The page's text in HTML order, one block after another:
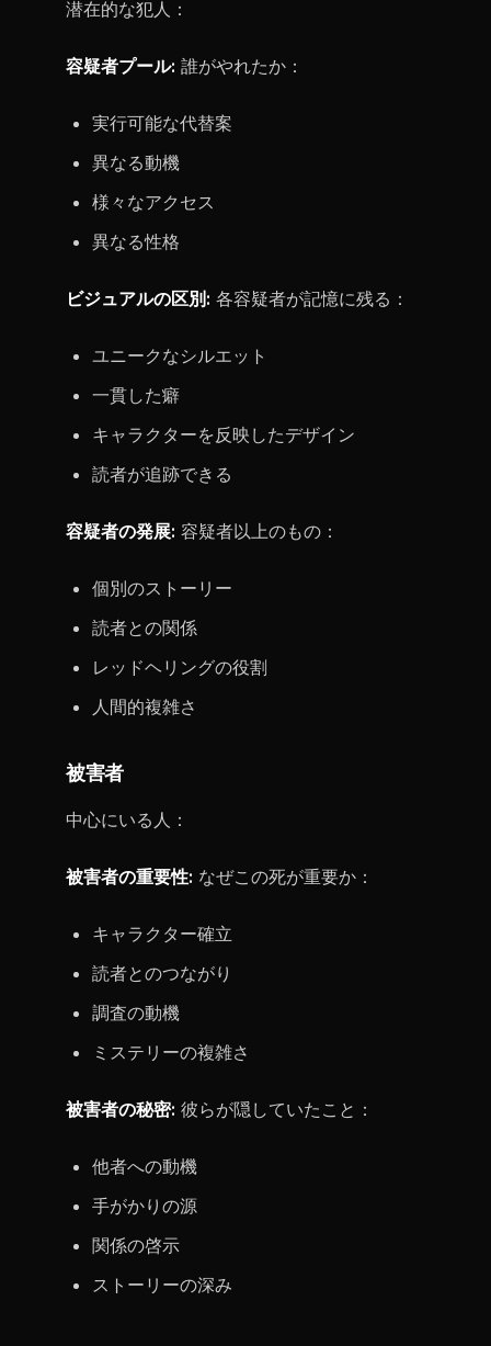
潜在的な犯人：
容疑者プール: 誰がやれたか：
実行可能な代替案
異なる動機
様々なアクセス
異なる性格
ビジュアルの区別: 各容疑者が記憶に残る：
ユニークなシルエット
一貫した癖
キャラクターを反映したデザイン
読者が追跡できる
容疑者の発展: 容疑者以上のもの：
個別のストーリー
読者との関係
レッドヘリングの役割
人間的複雑さ
被害者
中心にいる人：
被害者の重要性: なぜこの死が重要か：
キャラクター確立
読者とのつながり
調査の動機
ミステリーの複雑さ
被害者の秘密: 彼らが隠していたこと：
他者への動機
手がかりの源
関係の啓示
ストーリーの深み